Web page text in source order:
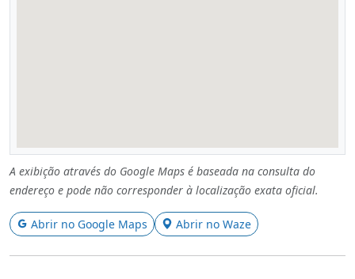
A exibição através do Google Maps é baseada na consulta do
endereço e pode não corresponder à localização exata oficial.
Abrir no Google Maps Abrir no Waze